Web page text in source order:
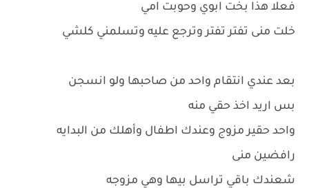
فعلا هذا بخت ابوي وحوبت امي
خلت منى تفتر تفتر وترجع عليه وتسلمني كلشي
بعد عندي انتقام واحد من صاحبها ولو انسجن
بس اريد اخذ حقي منه
واحد حقير مزوج وعندك اطفال وأهلك من البدايه
رافضين منى
شعندك باقي تراسل بيها وهي مزوجه